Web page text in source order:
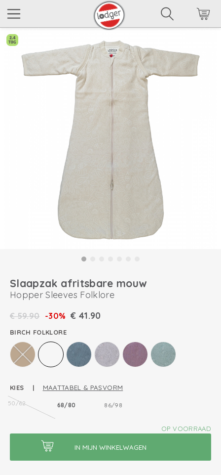
Slaapzak afritsbare mouw
Hopper Sleeves Folklore
€59.90 -30% € 41.90
BIRCH FOLKLORE
KIES | MAATTABEL & PASVORM
50/62 68/80 86/98
OP VOORRAAD